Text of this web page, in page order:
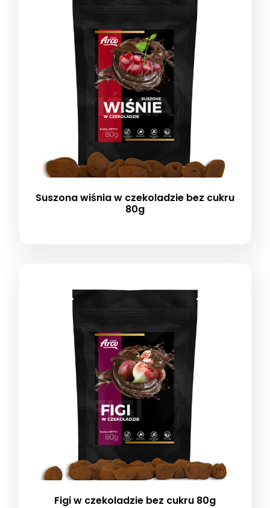
Suszona wiśnia w czekoladzie bez cukru
80g
Figi w czekoladzie bez cukru 80g